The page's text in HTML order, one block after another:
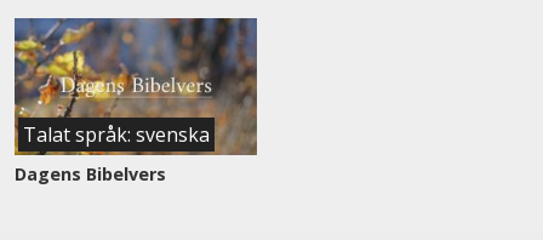
Talat språk: svenska
Dagens Bibelvers